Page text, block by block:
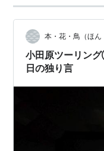
本・花・鳥（ほん
小田原ツーリン
日の独り言